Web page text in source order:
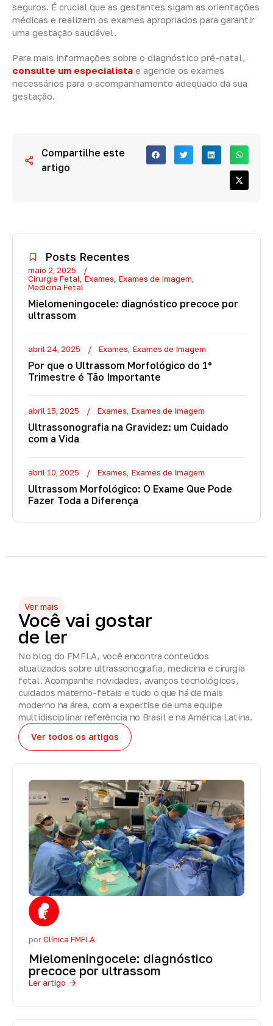
seguros. É crucial que as gestantes sigam as orientações
médicas e realizem os exames apropriados para garantir
uma gestação saudável.
Para mais informações sobre o diagnóstico pré-natal,
consulte um especialista e agende os exames
necessários para o acompanhamento adequado da sua
gestação.
Compartilhe este
artigo
Posts Recentes
maio 2, 2025
Cirurgia Fetal Exames Exames de Imagem
Medicina Fetal
Mielomeningocele: diagnóstico precoce por
ultrassom
abril 24, 2025 Exames Exames de Imagem
Por que o Ultrassom Morfológico do 1º
Trimestre é Tão Importante
abril 15, 2025 Exames Exames de Imagem
Ultrassonografia na Gravidez: um Cuidado
com a Vida
abril 10, 2025 Exames Exames de Imagem
Ultrassom Morfológico: O Exame Que Pode
Fazer Toda a Diferença
Ver mais
Você vai gostar
de ler
No blog do FMFLA, você encontra conteúdos
atualizados sobre ultrassonografia, medicina e cirurgia
fetal. Acompanhe novidades, avanços tecnológicos,
cuidados materno-fetais e tudo o que há de mais
moderno na área, com a expertise de uma equipe
multidisciplinar referência no Brasil e na América Latina.
Ver todos os artigos
porClínica FMFLA
Mielomeningocele: diagnóstico
precoce por ultrassom
Ler artigo